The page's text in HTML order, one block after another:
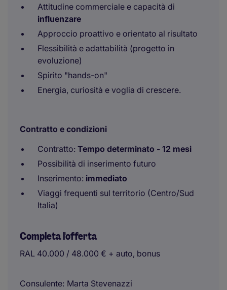
Attitudine commerciale e capacità di
influenzare
Approccio proattivo e orientato al risultato
Flessibilità e adattabilità (progetto in
evoluzione)
Spirito "hands-on"
Energia, curiosità e voglia di crescere.
Contratto e condizioni
Contratto: Tempo determinato - 12 mesi
Possibilità di inserimento futuro
Inserimento: immediato
Viaggi frequenti sul territorio (Centro/Sud
Italia)
Completa l'offerta
RAL 40.000 / 48.000 € + auto, bonus
Consulente Marta Stevenazzi